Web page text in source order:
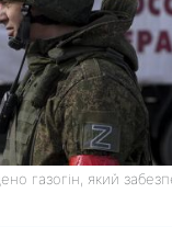
газогін, який